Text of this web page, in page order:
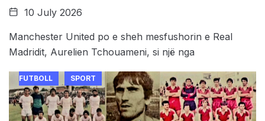
10 July 2026
Manchester United po e sheh mesfushorin e Real
Madridit, Aurelien Tchouameni, si një nga
FUTBOLL SPORT